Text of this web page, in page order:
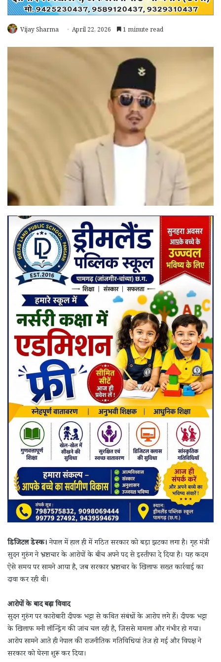
Vijay Sharma April 22, 2026 1 minute read
डिजिटल डेस्क।नेपाल में हाल ही में गठित सरकार को बड़ा झटका लगा है। गृह मंत्री
सुदन गुरुंग ने भ्रष्टाचार के आरोपों के बीच अपने पद से इस्तीफा दे दिया है। यह कदम
ऐसे समय पर सामने आया है, जब सरकार भ्रष्टाचार के खिलाफ सख्त कार्रवाई का
दावा कर रही थी।
आरोपों के बाद बढ़ा विवाद
सुदन गुरुंग पर कारोबारी दीपक भट्टा से कथित संबंधों के आरोप लगे हैं। दीपक भट्टा
के खिलाफ मनी लॉन्ड्रिंग की जांच चल रही है, जिससे मामला और गंभीर हो गया।
आरोप सामने आते ही नेपाल की राजनीतिक गतिविधियां तेज हो गईं और विपक्ष ने
सरकार को घेरना शुरू कर दिया।